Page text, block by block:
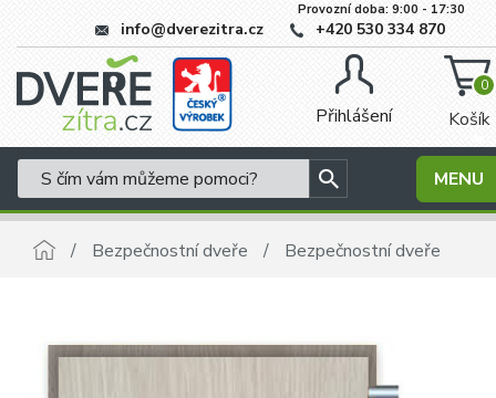
info@dverezitra.cz
Provozní doba: 9:00 - 17:30
+420 530 334 870
Přihlášení
0
Košík
MENU
Bezpečnostní dveře Bezpečnostní dveře